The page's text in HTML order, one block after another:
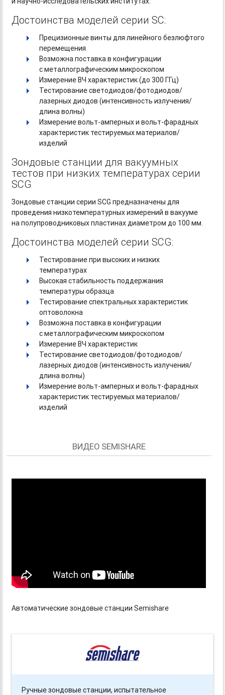
Достоинства моделей серии SC:
Прецизионные винты для линейного безлюфтого
перемещения
Возможна поставка в конфигурации
с металлографическим микроскопом
Измерение ВЧ характеристик (до 300 ГГц)
Тестирование светодиодов/фотодиодов/
лазерных диодов (интенсивность излучения/
длина волны)
Измерениевольт-амперныхи вольт-фарадных
характеристик тестируемых материалов/
изделий
Зондовые станции для вакуумных
тестов при низких температурах серии
SCG
Зондовые станции серии SCG предназначены для
проведения низкотемпературных измерений в вакууме
на полупроводниковых пластинах диаметром до 100 мм.
Достоинства моделей серии SCG:
Тестирование при высоких и низких
температурах
Высокая стабильность поддержания
температуры образца
Тестирование спектральных характеристик
оптоволокна
Возможна поставка в конфигурации
с металлографическим микроскопом
Измерение ВЧ характеристик
Тестирование светодиодов/фотодиодов/
лазерных диодов (интенсивность излучения/
длина волны)
Измерениевольт-амперныхи вольт-фарадных
характеристик тестируемых материалов/
изделий
ВИДЕО SEMISHARE
Автоматические зондовые станции Semishare
Ручные зондовые станции, испытательное